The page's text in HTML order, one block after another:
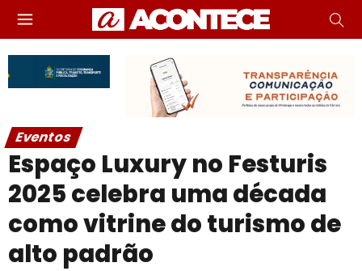
Eventos
Espaço Luxury no Festuris
2025 celebra uma década
como vitrine do turismo de
alto padrão